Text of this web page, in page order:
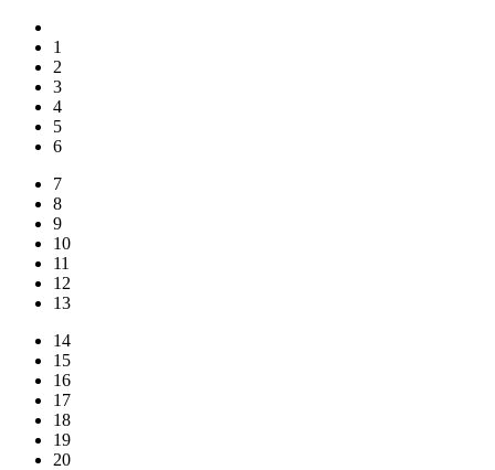
1
2
3
4
5
6
7
8
9
10
11
12
13
14
15
16
17
18
19
20